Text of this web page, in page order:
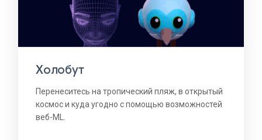
Холобут
Перенеситесь на тропический пляж, в открытый
космос и куда угодно с помощью возможностей
веб-ML.